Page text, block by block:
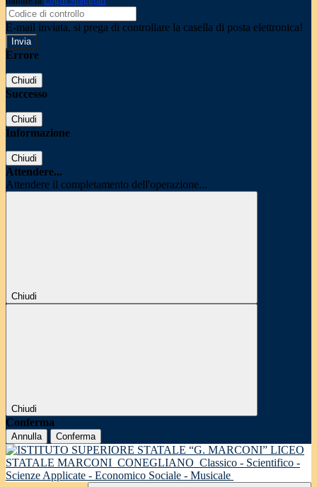
E-mail inviata, si prega di controllare la casella di posta elettronica!
Errore
Chiudi
Successo
Chiudi
Informazione
Chiudi
Attendere...
Attendere il completamento dell'operazione...
Chiudi
Chiudi
Conferma
Annulla Conferma
LICEO
STATALE MARCONI CONEGLIANO Classico - Scientifico -
Scienze Applicate - Economico Sociale - Musicale